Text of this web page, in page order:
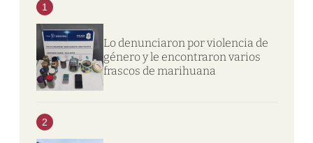
1
Lo denunciaron por violencia de
género y le encontraron varios
frascos de marihuana
2